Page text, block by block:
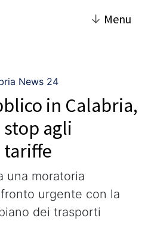
↓ Menu
News 24
in Calabria,
stop agli
una moratoria
urgente con la
dei trasporti